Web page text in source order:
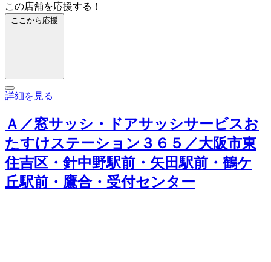
この店舗を応援する！
ここから応援
詳細を見る
Ａ／窓サッシ・ドアサッシサービスお
たすけステーション３６５／大阪市東
住吉区・針中野駅前・矢田駅前・鶴ケ
丘駅前・鷹合・受付センター